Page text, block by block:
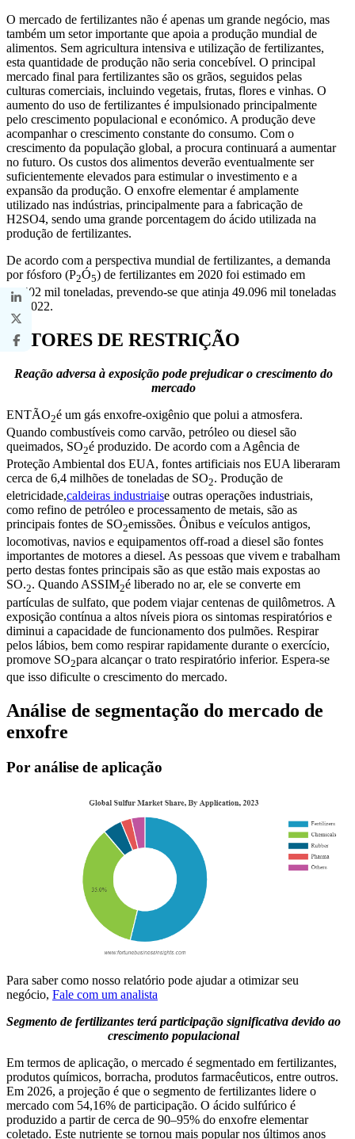
O mercado de fertilizantes não é apenas um grande negócio, mas
também um setor importante que apoia a produção mundial de
alimentos. Sem agricultura intensiva e utilização de fertilizantes,
esta quantidade de produção não seria concebível. O principal
mercado final para fertilizantes são os grãos, seguidos pelas
culturas comerciais, incluindo vegetais, frutas, flores e vinhas. O
aumento do uso de fertilizantes é impulsionado principalmente
pelo crescimento populacional e económico. A produção deve
acompanhar o crescimento constante do consumo. Com o
crescimento da população global, a procura continuará a aumentar
no futuro. Os custos dos alimentos deverão eventualmente ser
suficientemente elevados para estimular o investimento e a
expansão da produção. O enxofre elementar é amplamente
utilizado nas indústrias, principalmente para a fabricação de
H2SO4, sendo uma grande porcentagem do ácido utilizada na
produção de fertilizantes.
De acordo com a perspectiva mundial de fertilizantes, a demanda
por fósforo (P2Ó5) de fertilizantes em 2020 foi estimado em
47.402 mil toneladas, prevendo-se que atinja 49.096 mil toneladas
em 2022.
FATORES DE RESTRIÇÃO
Reação adversa à exposição pode prejudicar o crescimento do
mercado
ENTÃO2é um gás enxofre-oxigênio que polui a atmosfera.
Quando combustíveis como carvão, petróleo ou diesel são
queimados, SO2é produzido. De acordo com a Agência de
Proteção Ambiental dos EUA, fontes artificiais nos EUA liberaram
cerca de 6,4 milhões de toneladas de SO2. Produção de
eletricidade,caldeiras industriaise outras operações industriais,
como refino de petróleo e processamento de metais, são as
principais fontes de SO2emissões. Ônibus e veículos antigos,
locomotivas, navios e equipamentos off-road a diesel são fontes
importantes de motores a diesel. As pessoas que vivem e trabalham
perto destas fontes principais são as que estão mais expostas ao
SO.2. Quando ASSIM2é liberado no ar, ele se converte em
partículas de sulfato, que podem viajar centenas de quilômetros. A
exposição contínua a altos níveis piora os sintomas respiratórios e
diminui a capacidade de funcionamento dos pulmões. Respirar
pelos lábios, bem como respirar rapidamente durante o exercício,
promove SO2para alcançar o trato respiratório inferior. Espera-se
que isso dificulte o crescimento do mercado.
Análise de segmentação do mercado de
enxofre
Por análise de aplicação
Para saber como nosso relatório pode ajudar a otimizar seu
negócio, Fale com um analista
Segmento de fertilizantes terá participação significativa devido ao
crescimento populacional
Em termos de aplicação, o mercado é segmentado em fertilizantes,
produtos químicos, borracha, produtos farmacêuticos, entre outros.
Em 2026, a projeção é que o segmento de fertilizantes lidere o
mercado com 54,16% de participação. O ácido sulfúrico é
produzido a partir de cerca de 90–95% do enxofre elementar
coletado. Este nutriente se tornou mais popular nos últimos anos